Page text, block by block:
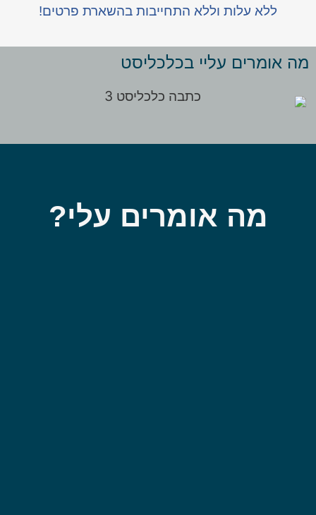
ללא עלות וללא התחייבות בהשארת פרטים!
מה אומרים עליי בכלכליסט
מה אומרים עלי?